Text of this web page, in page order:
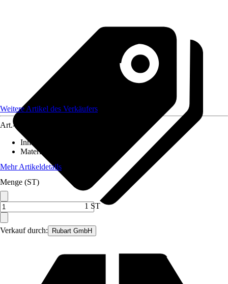
Verkauf durch: Rubart GmbH
Weitere Artikel des Verkäufers
Art.-Nr.
Inhalt
Material
Mehr Artikeldetails
Menge (ST)
1 ST